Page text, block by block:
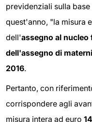
previdenziali sulla
quest'anno, "la misura
dell'assegno al nucleo
dell'assegno di
2016.
Pertanto, con
corrispondere agli
misura intera ad euro